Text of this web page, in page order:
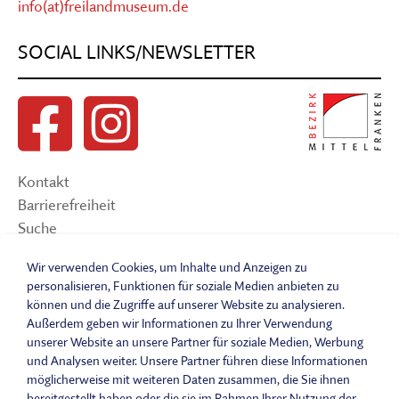
info(at)freilandmuseum.de
SOCIAL LINKS/NEWSLETTER
Kontakt
Barrierefreiheit
Suche
Impressum
Datenschutzerklärung
Barrierefreiheitserklärung
Leichte Sprache
Widerrufsbelehrung
Vertrag widerrufen
Wir verwenden Cookies, um Inhalte und Anzeigen zu
personalisieren, Funktionen für soziale Medien anbieten zu
können und die Zugriffe auf unserer Website zu analysieren.
Außerdem geben wir Informationen zu Ihrer Verwendung
unserer Website an unsere Partner für soziale Medien, Werbung
und Analysen weiter. Unsere Partner führen diese Informationen
möglicherweise mit weiteren Daten zusammen, die Sie ihnen